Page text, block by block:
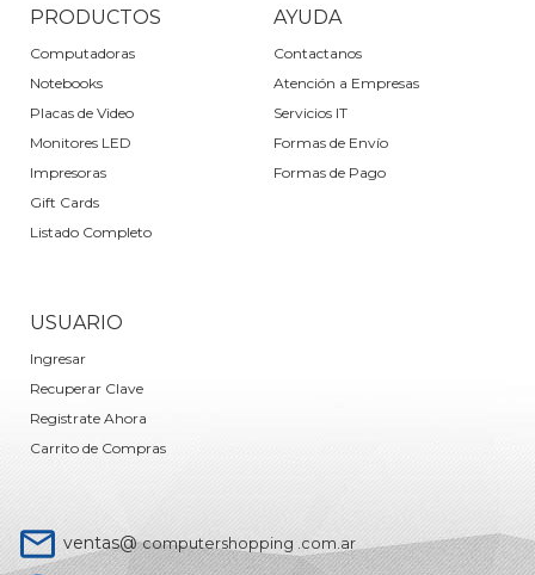
PRODUCTOS
Computadoras
Notebooks
Placas de Video
Monitores LED
Impresoras
Gift Cards
Listado Completo
AYUDA
Contactanos
Atención a Empresas
Servicios IT
Formas de Envío
Formas de Pago
USUARIO
Ingresar
Recuperar Clave
Registrate Ahora
Carrito de Compras
ventas@computershopping .com.ar